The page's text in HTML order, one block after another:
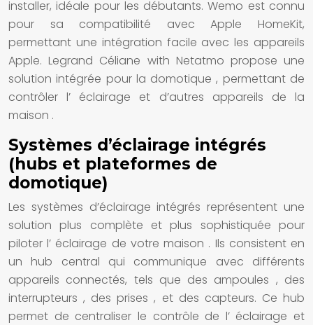
installer, idéale pour les débutants. Wemo est connu
pour sa compatibilité avec Apple HomeKit,
permettant une intégration facile avec les appareils
Apple. Legrand Céliane with Netatmo propose une
solutionintégrée pour la domotique, permettant de
contrôler l’ éclairage et d’autres appareils de la
maison .
Systèmes d’éclairage intégrés
(hubs et plateformes de
domotique)
Les systèmes d’éclairage intégrésreprésentent une
solutionplus complète et plus sophistiquée pour
piloter l’ éclairage de votremaison . Ils consistent en
un hub central qui communique avec différents
appareils connectés, tels que des ampoules , des
interrupteurs, desprises, et des capteurs. Ce hub
permet de centraliser le contrôle de l’ éclairage et